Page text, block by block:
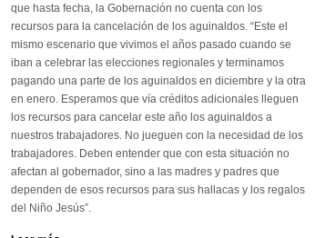
que hasta fecha, la Gobernación no cuenta con los
recursos para la cancelación de los aguinaldos. “Este el
mismo escenario que vivimos el años pasado cuando se
iban a celebrar las elecciones regionales y terminamos
pagando una parte de los aguinaldos en diciembre y la otra
en enero. Esperamos que vía créditos adicionales lleguen
los recursos para cancelar este año los aguinaldos a
nuestros trabajadores. No jueguen con la necesidad de los
trabajadores. Deben entender que con esta situación no
afectan al gobernador, sino a las madres y padres que
dependen de esos recursos para sus hallacas y los regalos
del Niño Jesús”.